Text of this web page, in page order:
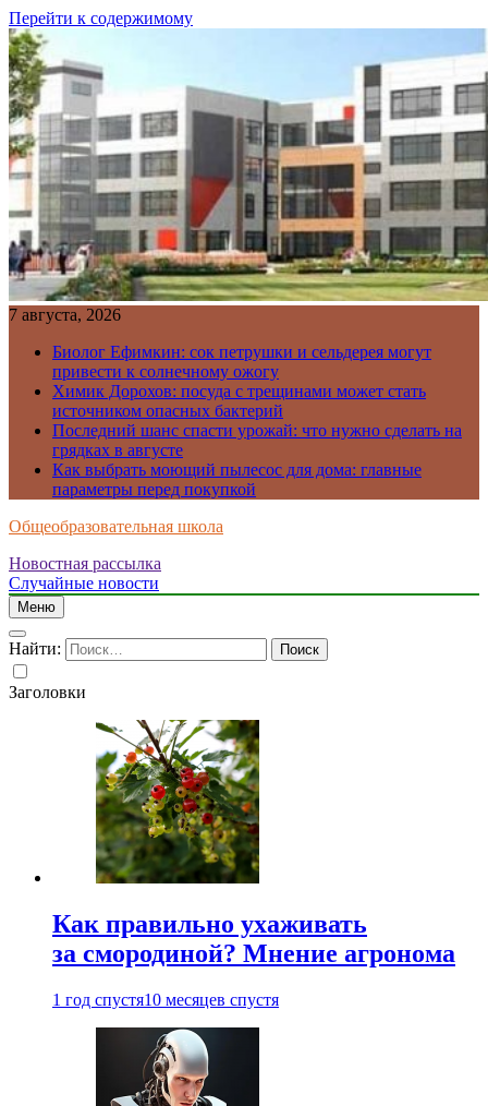
Перейти к содержимому
7 августа, 2026
Биолог Ефимкин: сок петрушки и сельдерея могут
привести к солнечному ожогу
Химик Дорохов: посуда с трещинами может стать
источником опасных бактерий
Последний шанс спасти урожай: что нужно сделать на
грядках в августе
Как выбрать моющий пылесос для дома: главные
параметры перед покупкой
Общеобразовательная школа
Новостная рассылка
Случайные новости
Меню
Найти:
Заголовки
Как правильно ухаживать
за смородиной? Мнение агронома
1 год спустя10 месяцев спустя